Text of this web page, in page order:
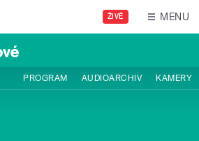
ŽIVĚ MENU
PROGRAM AUDIOARCHIV KAMERY